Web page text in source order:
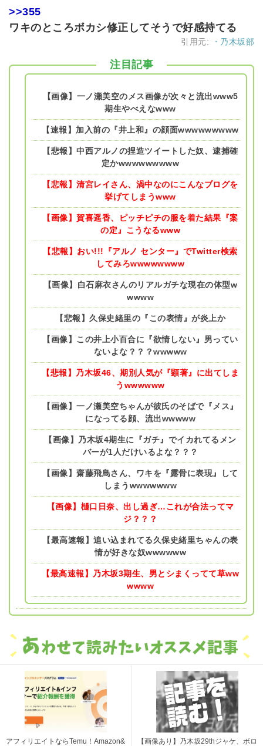
>>355
ワキのところボカシ修正してそうで好感持てる
引用元: ・乃木坂部
注目記事
【画像】一ノ瀬美空のメス画像が次々と流出www5
期生やべえなwww
【速報】加入前の『井上和』の顔面wwwwwwwww
【悲報】中西アルノの捏造ツイートした奴、逮捕確
定かwwwwwwwww
【悲報】清宮レイさん、渦中なのにこんなブログを
挙げてしまうwww
【画像】賀喜遥香、ピッチピチの服を着た結果『案
の定』こうなるwww
【悲報】おい!!!『アルノ センター』でTwitter検索
してみろwwwwwwww
【画像】白石麻衣さんのリアルガチな現在の体型w
wwww
【悲報】久保史緒里の『この表情』が炎上か
【画像】この井上小百合に『欲情しない』男ってい
ないよな？？？wwwww
【悲報】乃木坂46、期別人気が『顕著』に出てしま
うwwwwww
【画像】一ノ瀬美空ちゃんが彼氏のそばで『メス』
になってる顔、流出wwwww
【画像】乃木坂4期生に『ガチ』でイカれてるメン
バーが1人だけいるよな？？？
【画像】齋藤飛鳥さん、ワキを『露骨に表現』して
しまうwwwwwww
【画像】樋口日奈、出し過ぎ…これが合法ってマ
ジ？？？
【最高速報】追い込まれてる久保史緒里ちゃんの表
情が好きな奴wwwwww
【最高速報】乃木坂3期生、男とシまくってて草ww
wwww
アフィリエイトならTemu！Amazon&
【画像あり】乃木坂29thジャケ、ボロ